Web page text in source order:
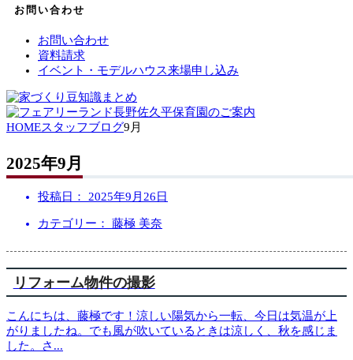
お問い合わせ
お問い合わせ
資料請求
イベント・モデルハウス来場申し込み
HOMEスタッフブログ9月
2025年9月
投稿日： 2025年9月26日
カテゴリー： 藤極 美奈
リフォーム物件の撮影
こんにちは、藤極です！涼しい陽気から一転、今日は気温が上
がりましたね。でも風が吹いているときは涼しく、秋を感じま
した。さ ...